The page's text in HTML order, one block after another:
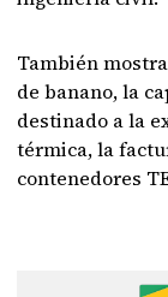
También
de banano, la
destinado a la
térmica, la
contenedores